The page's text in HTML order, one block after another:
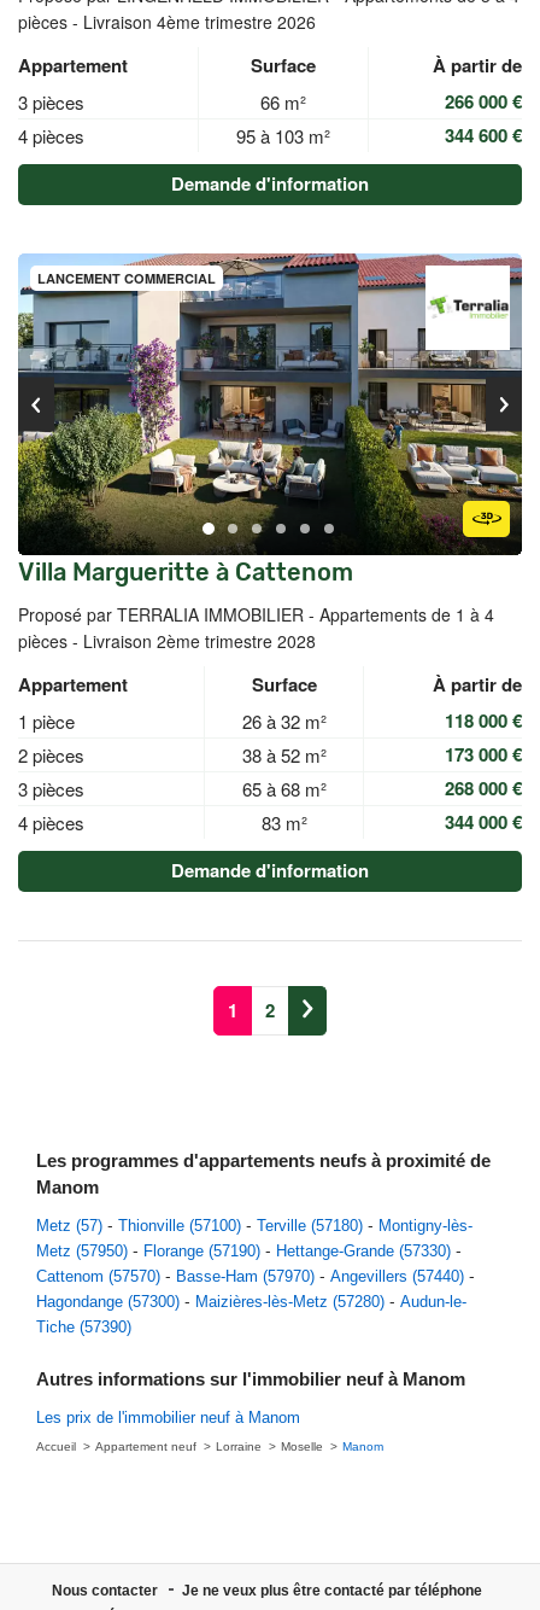
pièces - Livraison 4ème trimestre 2026
Appartement Surface À partir de
3 pièces 66 m² 266 000 €
4 pièces 95 à 103 m²
344 600 €
Demande d'information
LANCEMENT COMMERCIAL
Villa Margueritte à Cattenom
Proposé par TERRALIA IMMOBILIER - Appartements de 1 à 4
pièces - Livraison 2ème trimestre 2028
Appartement Surface À partir de
1 pièce 26 à 32 m² 118 000 €
2 pièces 38 à 52 m² 173 000 €
3 pièces 65 à 68 m² 268 000 €
4 pièces 83 m²
344 000 €
Demande d'information
1 2
Les programmes d'appartements neufs à proximité de
Manom
Metz (57) Thionville (57100) Terville (57180)
Montigny-lès-
Metz (57950)
Florange (57190)
Hettange-Grande (57330)
Cattenom (57570)
Basse-Ham (57970)
Angevillers (57440)
Hagondange (57300)
Maizières-lès-Metz (57280)
Audun-le-
Tiche (57390)
Autres informations sur l'immobilier neuf à Manom
Les prix de l'immobilier neuf à Manom
Accueil Appartement neuf Lorraine Moselle Manom
Nous contacter
Je ne veux plus être contacté par téléphone